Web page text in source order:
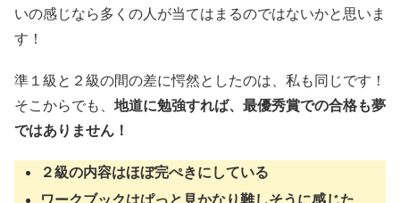
いの感じなら多くの人が当てはまるのではないかと思いま
す！
準１級と２級の間の差に愕然としたのは、私も同じです！
そこからでも、 地道に勉強すれば、最優秀賞での合格も夢
ではありません！
２級の内容はほぼ完ぺきにしている